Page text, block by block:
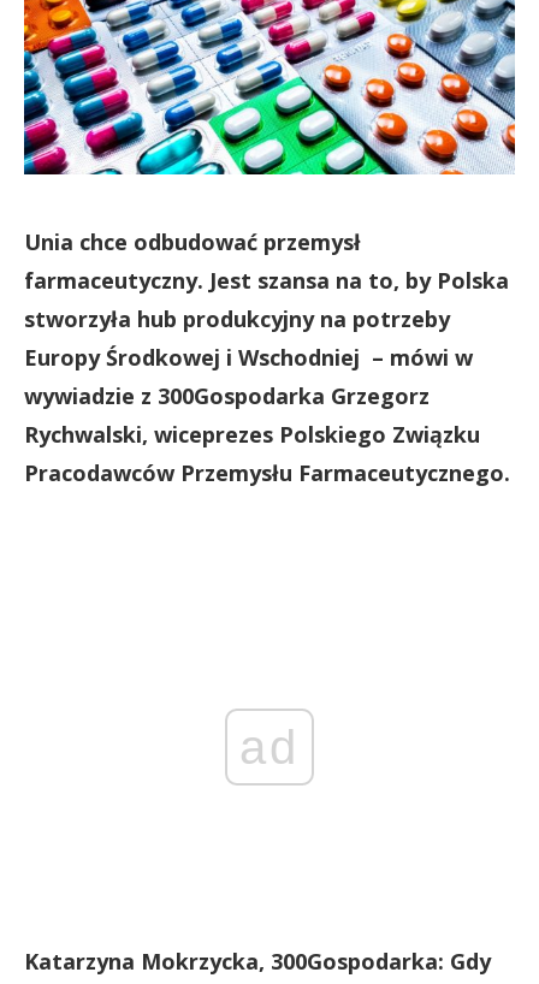
Unia chce odbudować przemysł
farmaceutyczny. Jest szansa na to, by Polska
stworzyła hub produkcyjny na potrzeby
Europy Środkowej i Wschodniej – mówi w
wywiadzie z 300Gospodarka Grzegorz
Rychwalski, wiceprezes Polskiego Związku
Pracodawców Przemysłu Farmaceutycznego.
ad
Katarzyna Mokrzycka, 300Gospodarka: Gdy